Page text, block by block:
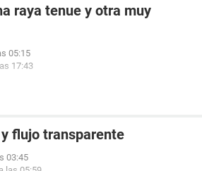
raya tenue y otra muy
05:15
17:43
flujo transparente
03:45